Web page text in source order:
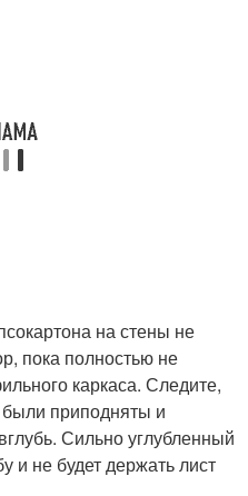
на стены не
пока полностью не
каркаса. Следите,
приподняты и
Сильно углубленный
и не будет держать лист